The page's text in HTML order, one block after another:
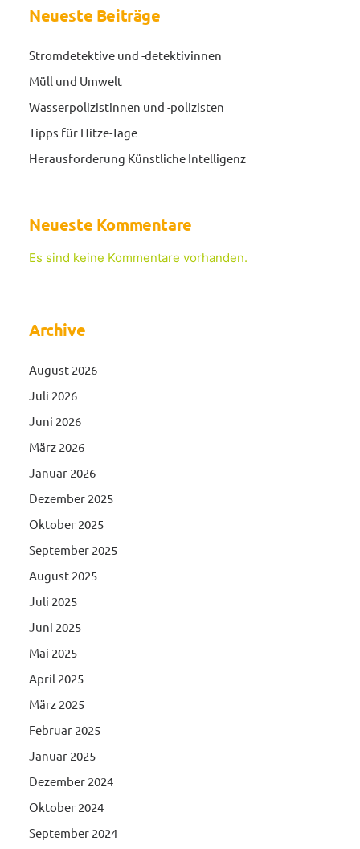
Neueste Beiträge
Stromdetektive und -detektivinnen
Müll und Umwelt
Wasserpolizistinnen und -polizisten
Tipps für Hitze-Tage
Herausforderung Künstliche Intelligenz
Neueste Kommentare
Es sind keine Kommentare vorhanden.
Archive
August 2026
Juli 2026
Juni 2026
März 2026
Januar 2026
Dezember 2025
Oktober 2025
September 2025
August 2025
Juli 2025
Juni 2025
Mai 2025
April 2025
März 2025
Februar 2025
Januar 2025
Dezember 2024
Oktober 2024
September 2024